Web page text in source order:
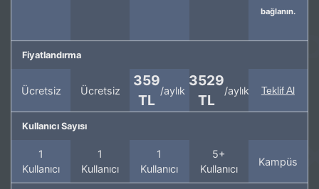
bağlanın.
Fiyatlandırma
Ücretsiz Ücretsiz
359
TL
/aylık
3529
TL
/aylık Teklif Al
Kullanıcı Sayısı
1
Kullanıcı
1
Kullanıcı
1
Kullanıcı
5+
Kullanıcı
Kampüs